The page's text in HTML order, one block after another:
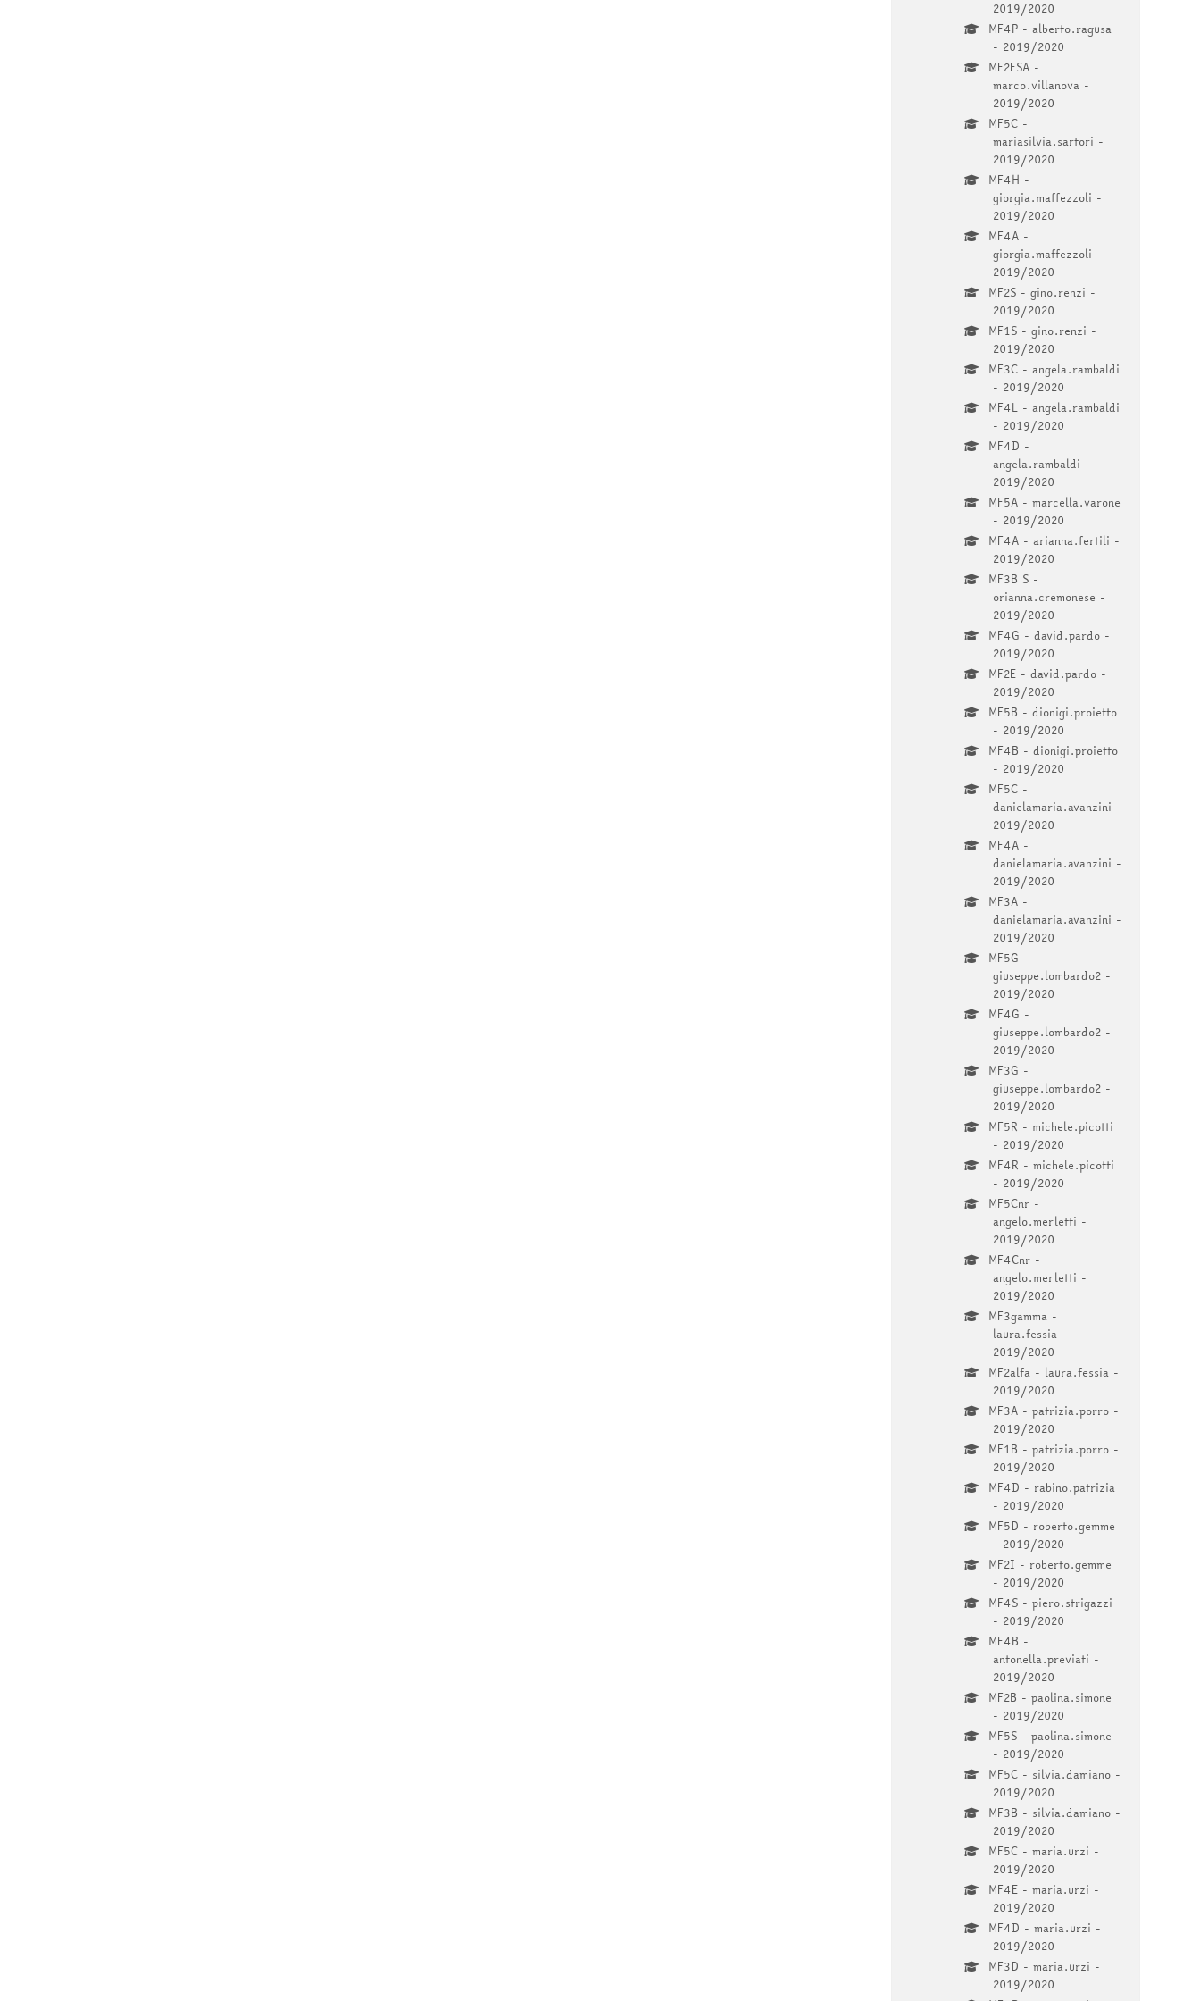
2019/2020
MF4P - alberto.ragusa
- 2019/2020
MF2ESA -
marco.villanova -
2019/2020
MF5C -
mariasilvia.sartori -
2019/2020
MF4H -
giorgia.maffezzoli -
2019/2020
MF4A -
giorgia.maffezzoli -
2019/2020
MF2S - gino.renzi -
2019/2020
MF1S - gino.renzi -
2019/2020
MF3C - angela.rambaldi
- 2019/2020
MF4L - angela.rambaldi
- 2019/2020
MF4D -
angela.rambaldi -
2019/2020
MF5A - marcella.varone
- 2019/2020
MF4A - arianna.fertili -
2019/2020
MF3B S -
orianna.cremonese -
2019/2020
MF4G - david.pardo -
2019/2020
MF2E - david.pardo -
2019/2020
MF5B - dionigi.proietto
- 2019/2020
MF4B - dionigi.proietto
- 2019/2020
MF5C -
danielamaria.avanzini -
2019/2020
MF4A -
danielamaria.avanzini -
2019/2020
MF3A -
danielamaria.avanzini -
2019/2020
MF5G -
giuseppe.lombardo2 -
2019/2020
MF4G -
giuseppe.lombardo2 -
2019/2020
MF3G -
giuseppe.lombardo2 -
2019/2020
MF5R - michele.picotti
- 2019/2020
MF4R - michele.picotti
- 2019/2020
MF5Cnr -
angelo.merletti -
2019/2020
MF4Cnr -
angelo.merletti -
2019/2020
MF3gamma -
laura.fessia -
2019/2020
MF2alfa - laura.fessia -
2019/2020
MF3A - patrizia.porro -
2019/2020
MF1B - patrizia.porro -
2019/2020
MF4D - rabino.patrizia
- 2019/2020
MF5D - roberto.gemme
- 2019/2020
MF2I - roberto.gemme
- 2019/2020
MF4S - piero.strigazzi
- 2019/2020
MF4B -
antonella.previati -
2019/2020
MF2B - paolina.simone
- 2019/2020
MF5S - paolina.simone
- 2019/2020
MF5C - silvia.damiano -
2019/2020
MF3B - silvia.damiano -
2019/2020
MF5C - maria.urzi -
2019/2020
MF4E - maria.urzi -
2019/2020
MF4D - maria.urzi -
2019/2020
MF3D - maria.urzi -
2019/2020